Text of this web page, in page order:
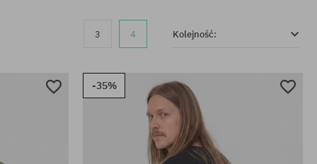
3 4 Kolejność:
-35%